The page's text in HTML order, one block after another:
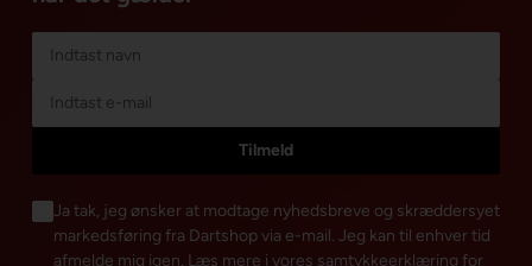
Ja tak, jeg ønsker at modtage nyhedsbreve og skræddersyet
markedsføring fra Dartshop via e-mail. Jeg kan til enhver tid
afmelde mig igen. Læs mere i vores samtykkeerklæring for